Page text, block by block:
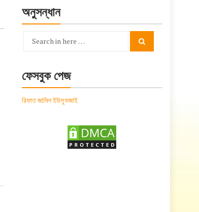
অনুসন্ধান
Search
ফেসবুক পেজ
রিফাত জামিল ইউসুফজাই